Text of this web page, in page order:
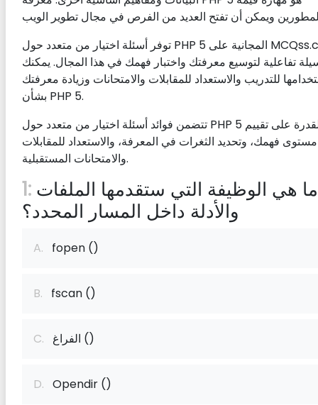
توفر أسئلة اختيار من متعدد حول PHP 5 المجانية على MCQss.com
تفاعلية لتوسيع معرفتك واختبار فهمك في هذا المجال. يمكنك
للتدريب والاستعداد للمقابلات والامتحانات وزيادة معرفتك
بشأن PHP 5.
تتضمن فوائد أسئلة اختيار من متعدد حول PHP 5 القدرة على تقييم
مستوى فهمك، وتحديد الثغرات في المعرفة، والاستعداد للمقابلات
والامتحانات المستقبلية.
1:
والأدلة داخل المسار المحدد؟
A. fopen ()
B. fscan ()
C. الفراغ ()
D. Opendir ()